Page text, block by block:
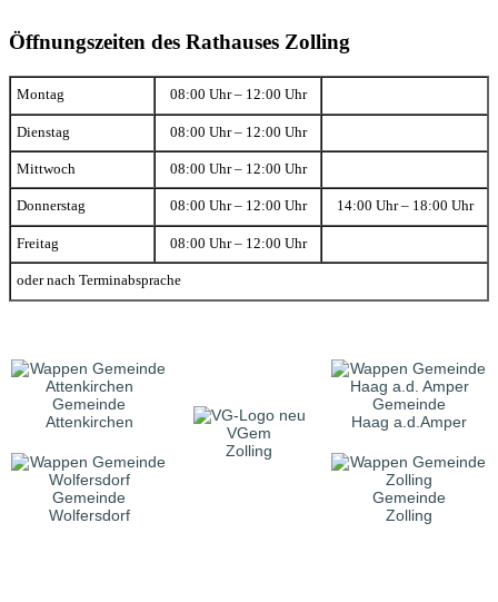
Öffnungszeiten des Rathauses Zolling
Montag 08:00 Uhr – 12:00 Uhr
Dienstag 08:00 Uhr – 12:00 Uhr
Mittwoch 08:00 Uhr – 12:00 Uhr
Donnerstag 08:00 Uhr – 12:00 Uhr 14:00 Uhr – 18:00 Uhr
Freitag 08:00 Uhr – 12:00 Uhr
oder nach Terminabsprache
Gemeinde
Attenkirchen
VGem
Zolling
Gemeinde
Haag a.d.Amper
Gemeinde
Wolfersdorf
Gemeinde
Zolling